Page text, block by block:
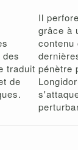
traduit
de
Il
grâce à
contenu
pénètre